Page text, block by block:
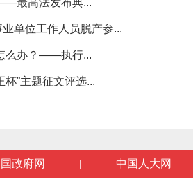
最高法发布典...
单位工作人员脱产参...
么办？——执行...
杯”主题征文评选...
政府网 | 中国人大网